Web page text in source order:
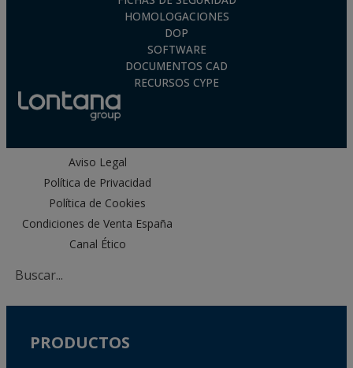
HOMOLOGACIONES
DOP
SOFTWARE
DOCUMENTOS CAD
RECURSOS CYPE
Aviso Legal
Política de Privacidad
Política de Cookies
Condiciones de Venta España
Canal Ético
PRODUCTOS